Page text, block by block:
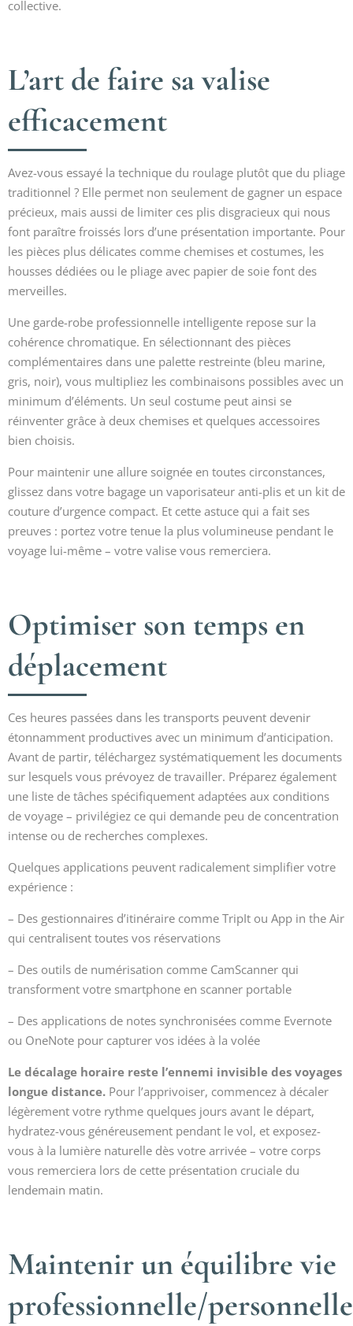
collective.
L’art de faire sa valise
efficacement
Avez-vous essayé la technique du roulage plutôt que du pliage
traditionnel ? Elle permet non seulement de gagner un espace
précieux, mais aussi de limiter ces plis disgracieux qui nous
font paraître froissés lors d’une présentation importante. Pour
les pièces plus délicates comme chemises et costumes, les
housses dédiées ou le pliage avec papier de soie font des
merveilles.
Une garde-robe professionnelle intelligente repose sur la
cohérence chromatique. En sélectionnant des pièces
complémentaires dans une palette restreinte (bleu marine,
gris, noir), vous multipliez les combinaisons possibles avec un
minimum d’éléments. Un seul costume peut ainsi se
réinventer grâce à deux chemises et quelques accessoires
bien choisis.
Pour maintenir une allure soignée en toutes circonstances,
glissez dans votre bagage un vaporisateur anti-plis et un kit de
couture d’urgence compact. Et cette astuce qui a fait ses
preuves : portez votre tenue la plus volumineuse pendant le
voyage lui-même – votre valise vous remerciera.
Optimiser son temps en
déplacement
Ces heures passées dans les transports peuvent devenir
étonnamment productives avec un minimum d’anticipation.
Avant de partir, téléchargez systématiquement les documents
sur lesquels vous prévoyez de travailler. Préparez également
une liste de tâches spécifiquement adaptées aux conditions
de voyage – privilégiez ce qui demande peu de concentration
intense ou de recherches complexes.
Quelques applications peuvent radicalement simplifier votre
expérience :
– Des gestionnaires d’itinéraire comme TripIt ou App in the Air
qui centralisent toutes vos réservations
– Des outils de numérisation comme CamScanner qui
transforment votre smartphone en scanner portable
– Des applications de notes synchronisées comme Evernote
ou OneNote pour capturer vos idées à la volée
Le décalage horaire reste l’ennemi invisible des voyages
longue distance. Pour l’apprivoiser, commencez à décaler
légèrement votre rythme quelques jours avant le départ,
hydratez-vous généreusement pendant le vol, et exposez-
vous à la lumière naturelle dès votre arrivée – votre corps
vous remerciera lors de cette présentation cruciale du
lendemain matin.
Maintenir un équilibre vie
professionnelle/personnelle